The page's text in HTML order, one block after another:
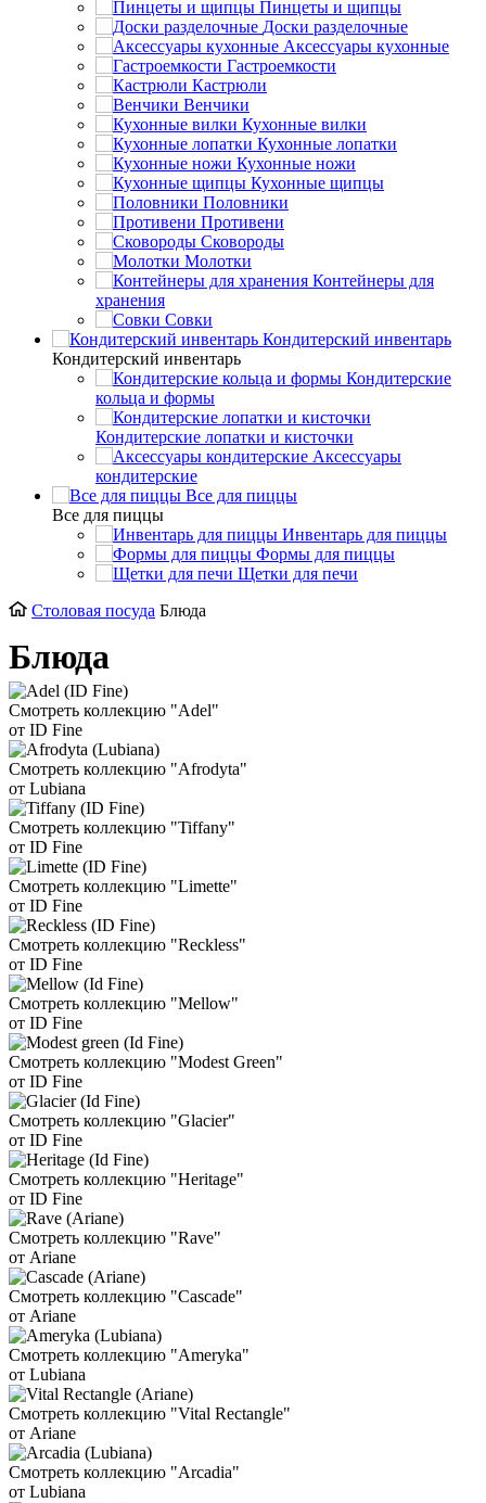
Пинцеты и щипцы
Доски разделочные
Аксессуары кухонные
Гастроемкости
Кастрюли
Венчики
Кухонные вилки
Кухонные лопатки
Кухонные ножи
Кухонные щипцы
Половники
Противени
Сковороды
Молотки
Контейнеры для
хранения
Совки
Кондитерский инвентарь
Кондитерский инвентарь
Кондитерские
кольца и формы
Кондитерские лопатки и кисточки
Аксессуары
кондитерские
Все для пиццы
Все для пиццы
Инвентарь для пиццы
Формы для пиццы
Щетки для печи
Столовая посуда Блюда
Блюда
Смотреть коллекцию "Adel"
от ID Fine
Смотреть коллекцию "Afrodyta"
от Lubiana
Смотреть коллекцию "Tiffany"
от ID Fine
Смотреть коллекцию "Limette"
от ID Fine
Смотреть коллекцию "Reckless"
от ID Fine
Смотреть коллекцию "Mellow"
от ID Fine
Смотреть коллекцию "Modest Green"
от ID Fine
Смотреть коллекцию "Glacier"
от ID Fine
Смотреть коллекцию "Heritage"
от ID Fine
Смотреть коллекцию "Rave"
от Ariane
Смотреть коллекцию "Cascade"
от Ariane
Смотреть коллекцию "Ameryka"
от Lubiana
Смотреть коллекцию "Vital Rectangle"
от Ariane
Смотреть коллекцию "Arcadia"
от Lubiana